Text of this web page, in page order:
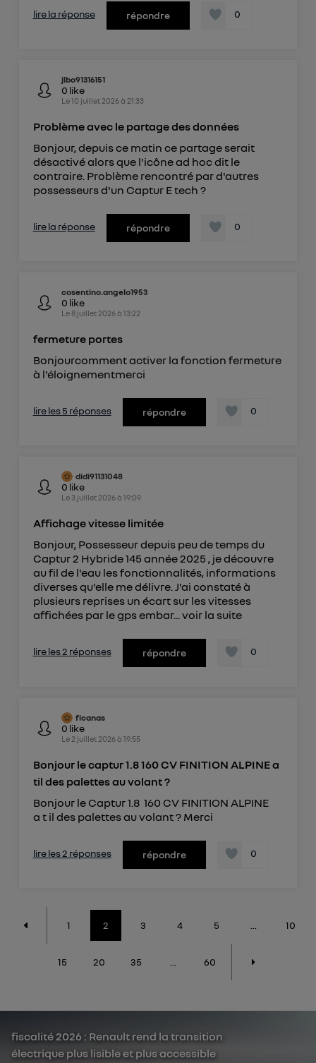
lire la réponse répondre 0
jlbo91316151
0 like
Le10 juillet 2026à 21:33
Problème avec le partage des données
Bonjour, depuis ce matin ce partage serait
désactivé alors que l'icône ad hoc dit le
contraire. Problème rencontré par d'autres
possesseurs d'un Captur E tech ?
lire la réponse répondre 0
cosentino.angelo1953
0 like
Le 8 juillet 2026à 13:22
fermeture portes
Bonjourcomment activer la fonction fermeture
à l'éloignementmerci
lire les 5 réponses répondre 0
didi91131048
0 like
Le 3 juillet 2026à 19:09
Affichage vitesse limitée
Bonjour, Possesseur depuis peu de temps du
Captur 2 Hybride 145 année 2025 , je découvre
au fil de l'eau les fonctionnalités, informations
diverses qu'elle me délivre. J'ai constaté à
plusieurs reprises un écart sur les vitesses
affichées par le gps embar...voir la suite
lire les 2 réponses répondre 0
ficanas
0 like
Le 2 juillet 2026à 19:55
Bonjour le captur 1.8 160 CV FINITION ALPINE a
til des palettes au volant ?
Bonjour le Captur 1.8 160 CV FINITION ALPINE
a t il des palettes au volant ? Merci
lire les 2 réponses répondre 0
1 2 3 4 5 10
15 20 35 60
fiscalité 2026 : Renault rend la transition
électrique plus lisible et plus accessible